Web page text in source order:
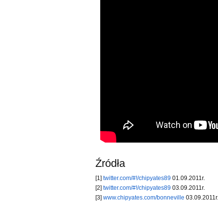
Źródła
[1] twitter.com/#!/chipyates89 01.09.2011r.
[2] twitter.com/#!/chipyates89 03.09.2011r.
[3] www.chipyates.com/bonneville 03.09.2011r.